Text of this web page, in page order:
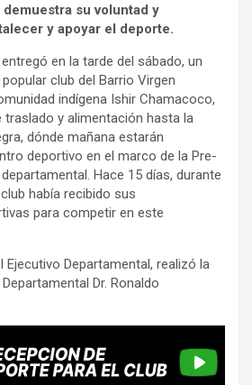
su voluntad y
y apoyar el deporte.
en la tarde del sábado, un
club del Barrio Virgen
indígena Ishir Chamacoco,
y alimentación hasta la
dónde mañana estarán
deportivo en el marco de la Pre-
Hace 15 días, durante
había recibido sus
para competir en este
Ejecutivo Departamental, realizó la
Dr. Ronaldo